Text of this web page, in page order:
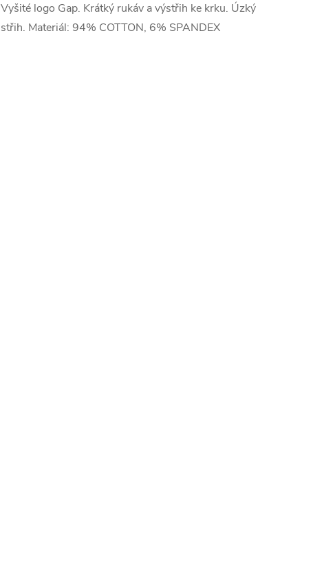
Vyšité logo Gap. Krátký rukáv a výstřih ke krku. Úzký
střih. Materiál: 94% COTTON, 6% SPANDEX